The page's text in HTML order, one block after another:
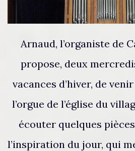
Arnaud, l’organiste de
propose, deux
vacances d’hiver, de
l’orgue de l’église du
écouter quelques
l’inspiration du jour, qui